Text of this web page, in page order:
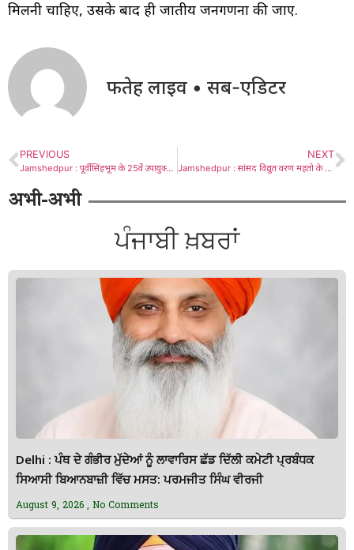
मिलनी चाहिए, उसके बाद ही जातीय जनगणना की जाए.
फतेह लाइव • सब-एडिटर
PREVIOUS
Jamshedpur : पूर्वी सिंहभूम के 25वें उपायुक्त के रूप में कर्ण सत्यार्थी ने संभाला कार्यभार
NEXT
Jamshedpur : सांसद विद्युत वरण महतो के प्रयास से चाकुलिया और चाईबासा के लिए नई ट्रेन सेवा शुरू होगी
अभी-अभी
ਪੰਜਾਬੀ ਖ਼ਬਰਾਂ
Delhi : ਪੰਥ ਦੇ ਗੰਭੀਰ ਮੁੱਦੇਆਂ ਨੂੰ ਲਾਵਾਰਿਸ ਛੱਡ ਦਿੱਲੀ ਕਮੇਟੀ ਪ੍ਰਬੰਧਕ
ਸਿਆਸੀ ਬਿਆਨਬਾਜ਼ੀ ਵਿੱਚ ਮਸਤ: ਪਰਮਜੀਤ ਸਿੰਘ ਵੀਰਜੀ
August 9, 2026 No Comments